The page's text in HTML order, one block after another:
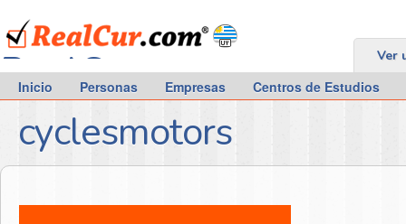
RealCur.com Ver
Inicio Personas Empresas Centros de Estudios
cyclesmotors